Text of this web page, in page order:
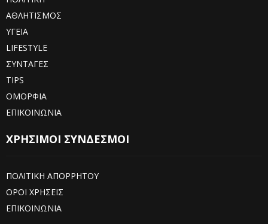
ΑΘΛΗΤΙΣΜΟΣ
ΥΓΕΙΑ
LIFESTYLE
ΣΥΝΤΑΓΕΣ
TIPS
ΟΜΟΡΦΙΑ
ΕΠΙΚΟΙΝΩΝΙΑ
ΧΡΗΣΙΜΟΙ ΣΥΝΔΕΣΜΟΙ
ΠΟΛΙΤΙΚΗ ΑΠΟΡΡΗΤΟΥ
ΟΡΟΙ ΧΡΗΣΕΙΣ
ΕΠΙΚΟΙΝΩΝΙΑ